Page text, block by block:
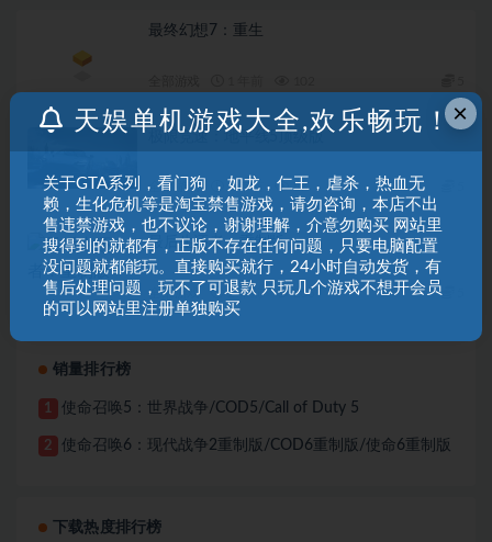
最终幻想7：重生
极限竞速：地平线5顶级版
全部游戏 1 年前 87
最后生还者：重制版
全部游戏 2 年前 206
销量排行榜
1 使命召唤5：世界战争/COD5/Call of Duty 5
2 使命召唤6：现代战争2重制版/COD6重制版/使命6重制版
下载热度排行榜
×
天娱单机游戏大全,欢乐畅玩！
关于GTA系列，看门狗 ，如龙，仁王，虐杀，热血无
赖，生化危机等是淘宝禁售游戏，请勿咨询，本店不出
售违禁游戏，也不议论，谢谢理解，介意勿购买 网站里
搜得到的就都有，正版不存在任何问题，只要电脑配置
没问题就都能玩。直接购买就行，24小时自动发货，有
售后处理问题，玩不了可退款 只玩几个游戏不想开会员
的可以网站里注册单独购买